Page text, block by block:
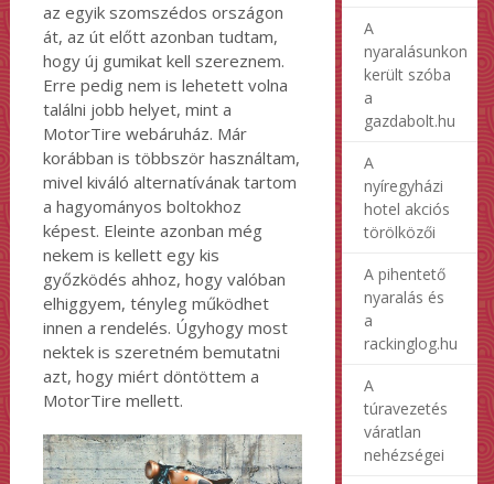
az egyik szomszédos országon
át, az út előtt azonban tudtam,
hogy új gumikat kell szereznem.
Erre pedig nem is lehetett volna
találni jobb helyet, mint a
MotorTire webáruház. Már
korábban is többször használtam,
mivel kiváló alternatívának tartom
a hagyományos boltokhoz
képest. Eleinte azonban még
nekem is kellett egy kis
győzködés ahhoz, hogy valóban
elhiggyem, tényleg működhet
innen a rendelés. Úgyhogy most
nektek is szeretném bemutatni
azt, hogy miért döntöttem a
MotorTire mellett.
A
nyaralásunkon
került szóba
a
gazdabolt.hu
A
nyíregyházi
hotel akciós
törölközői
A pihentető
nyaralás és
a
rackinglog.hu
A
túravezetés
váratlan
nehézségei